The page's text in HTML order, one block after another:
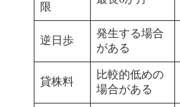
限
逆日歩
発生する場合
がある
貸株料
比較的低めの
場合がある